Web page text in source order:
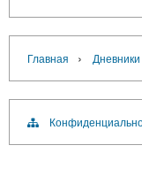
Главная › Дневники